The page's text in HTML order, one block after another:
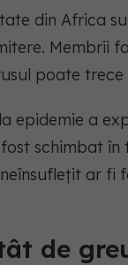
din Africa
Membrii
poate
epidemie a
fost schimbat
ar fi
de